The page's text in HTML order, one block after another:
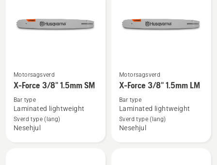
Se
flere
om
Force
Motorsagsverd
X-Force 3/8" 1.5mm SM
Bar type
Laminated lightweight
Sverd type (lang)
Nesehjul
Se
flere
om
Force
Motorsagsverd
X-Force 3/8" 1.5mm LM
Bar type
Laminated lightweight
Sverd type (lang)
Nesehjul